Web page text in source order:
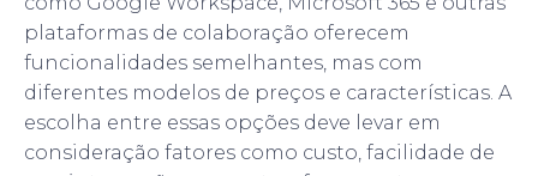
plataformas de colaboração oferecem
funcionalidades semelhantes, mas com
diferentes modelos de preços e características. A
escolha entre essas opções deve levar em
consideração fatores como custo, facilidade de